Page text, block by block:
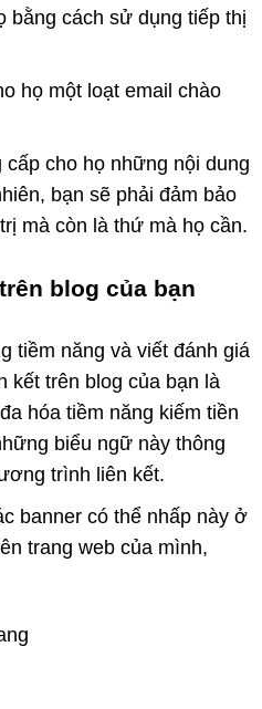
bằng cách sử dụng tiếp thị
họ một loạt email chào
cho họ những nội dung
bạn sẽ phải đảm bảo
mà còn là thứ mà họ cần.
blog của bạn
tiềm năng và viết đánh giá
kết trên blog của bạn là
hóa tiềm năng kiếm tiền
biểu ngữ này thông
trình liên kết.
banner có thể nhấp này ở
trang web của mình,